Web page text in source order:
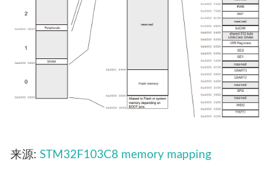
来源: STM32F103C8 memory mapping